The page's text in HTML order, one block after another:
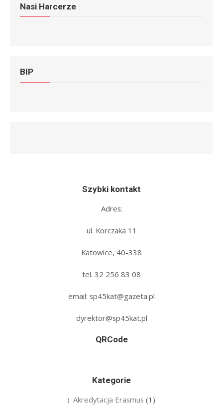
Nasi Harcerze
BIP
Szybki kontakt
Adres:
ul. Korczaka 11
Katowice, 40-338
tel. 32 256 83 08‬
email: sp45kat@gazeta.pl
dyrektor@sp45kat.pl
QRCode
Kategorie
Akredytacja Erasmus (1)